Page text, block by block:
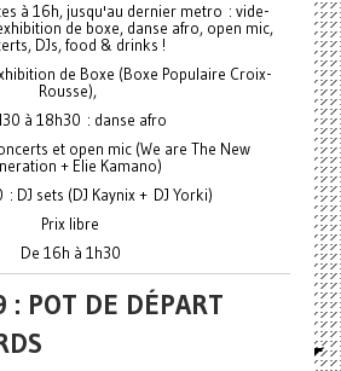
à 16h, jusqu'au dernier metro : vide-
de boxe, danse afro, open mic,
DJs, food & drinks !
de Boxe (Boxe Populaire Croix-
Rousse),
à 18h30 : danse afro
et open mic (We are The New
+ Elie Kamano)
: DJ sets (DJ Kaynix + DJ Yorki)
Prix libre
De 16h à 1h30
POT DE DÉPART